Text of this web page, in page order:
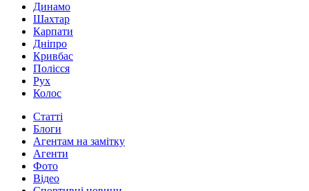
Динамо
Шахтар
Карпати
Дніпро
Кривбас
Полісся
Рух
Колос
Статті
Блоги
Агентам на замітку
Агенти
Фото
Відео